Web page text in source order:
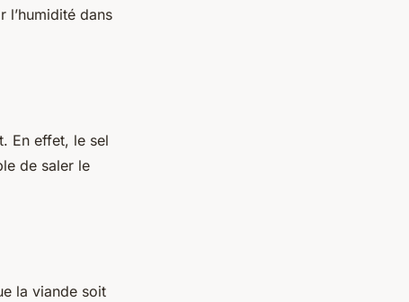
l’humidité dans
En effet, le sel
de saler le
la viande soit